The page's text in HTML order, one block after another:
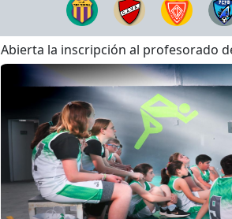
Abierta la inscripción al profesorado